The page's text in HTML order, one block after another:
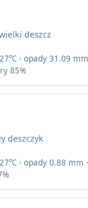
deszcz
· opady 31.09 mm
85%
deszczyk
· opady 0.88 mm